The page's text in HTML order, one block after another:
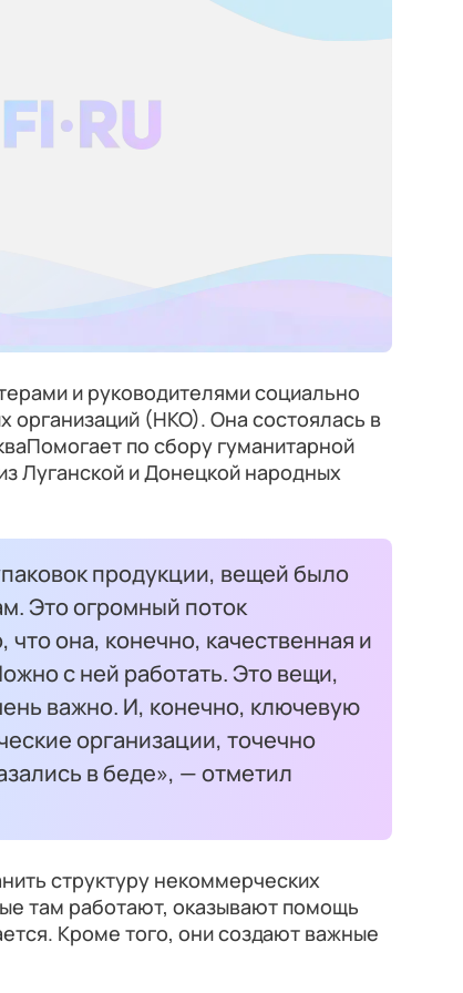
и руководителями социально
организаций (НКО). Она состоялась в
по сбору гуманитарной
Луганской и Донецкой народных
продукции, вещей было
Это огромный поток
она, конечно, качественная и
с ней работать. Это вещи,
важно. И, конечно, ключевую
организации, точечно
в беде», — отметил
структуру некоммерческих
там работают, оказывают помощь
Кроме того, они создают важные